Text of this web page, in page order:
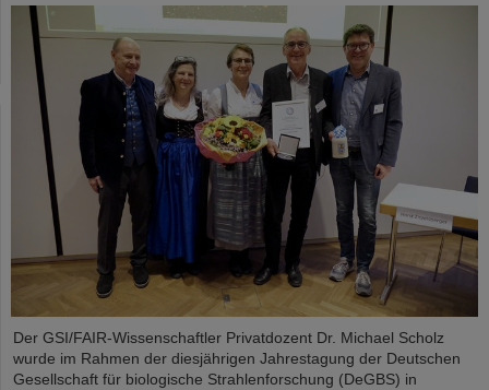
Der GSI/FAIR-Wissenschaftler Privatdozent Dr. Michael Scholz
wurde im Rahmen der diesjährigen Jahrestagung der Deutschen
Gesellschaft für biologische Strahlenforschung (DeGBS) in